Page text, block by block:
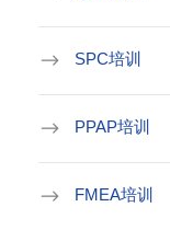
SPC培训
PPAP培训
FMEA培训